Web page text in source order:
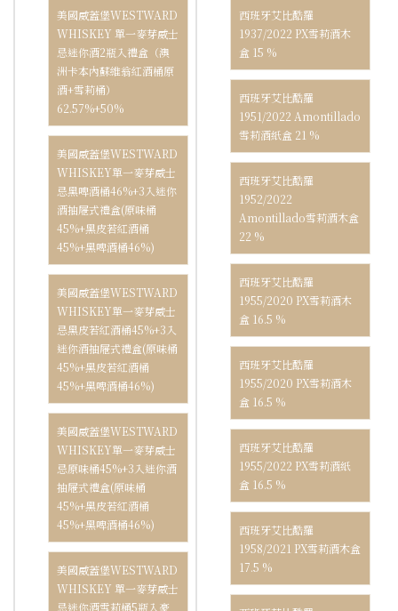
美國威蓋堡WESTWARD
WHISKEY 單一麥芽威士
忌迷你酒2瓶入禮盒（澳
洲卡本內蘇維翁紅酒桶原
酒+雪莉桶）
62.57%+50%
美國威蓋堡WESTWARD
WHISKEY單一麥芽威士
忌黑啤酒桶46%+3入迷你
酒抽屜式禮盒(原味桶
45%+黑皮若紅酒桶
45%+黑啤酒桶46%)
美國威蓋堡WESTWARD
WHISKEY單一麥芽威士
忌黑皮若紅酒桶45%+3入
迷你酒抽屜式禮盒(原味桶
45%+黑皮若紅酒桶
45%+黑啤酒桶46%)
美國威蓋堡WESTWARD
WHISKEY單一麥芽威士
忌原味桶45%+3入迷你酒
抽屜式禮盒(原味桶
45%+黑皮若紅酒桶
45%+黑啤酒桶46%)
美國威蓋堡WESTWARD
WHISKEY 單一麥芽威士
忌迷你酒雪莉桶5瓶入豪
西班牙艾比酷羅
1937/2022 PX雪莉酒木
盒 15 %
西班牙艾比酷羅
1951/2022 Amontillado
雪莉酒紙盒 21 %
西班牙艾比酷羅
1952/2022
Amontillado雪莉酒木盒
22 %
西班牙艾比酷羅
1955/2020 PX雪莉酒木
盒 16.5 %
西班牙艾比酷羅
1955/2020 PX雪莉酒木
盒 16.5 %
西班牙艾比酷羅
1955/2022 PX雪莉酒紙
盒 16.5 %
西班牙艾比酷羅
1958/2021 PX雪莉酒木盒
17.5 %